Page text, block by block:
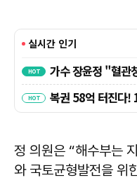
정 의원은 “해수부는
와 국토균형발전을 위